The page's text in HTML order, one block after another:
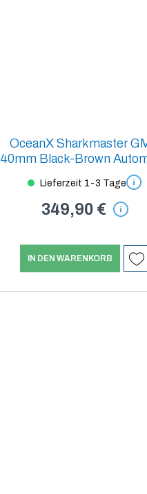
OceanX Sharkmaster
40mm Black-Brown
Lieferzeit 1-3 Tage
349,90 €
IN DEN WARENKORB